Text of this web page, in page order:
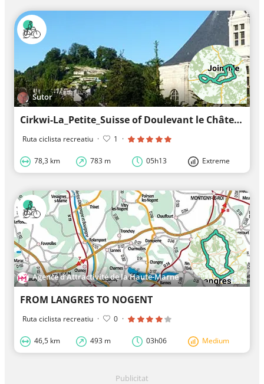
Sutor
Cirkwi-La_Petite_Suisse of Doulevant le Château
Ruta ciclista recreatiu · 1 ·
78,3 km 783 m 05h13 Extreme
Agence d’Attractivité de la Haute-Marne
FROM LANGRES TO NOGENT
Ruta ciclista recreatiu · 0 ·
46,5 km 493 m 03h06 Medium
Publicitat